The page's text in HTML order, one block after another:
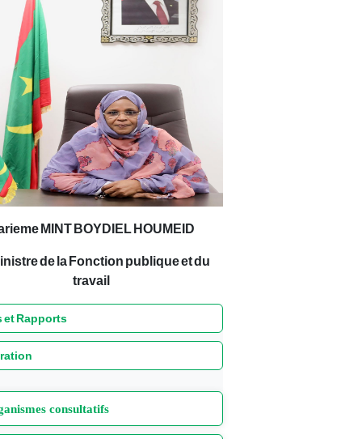
MINT BOYDIEL HOUMEID
de la Fonction publique et du
travail
et Rapports
consultatifs